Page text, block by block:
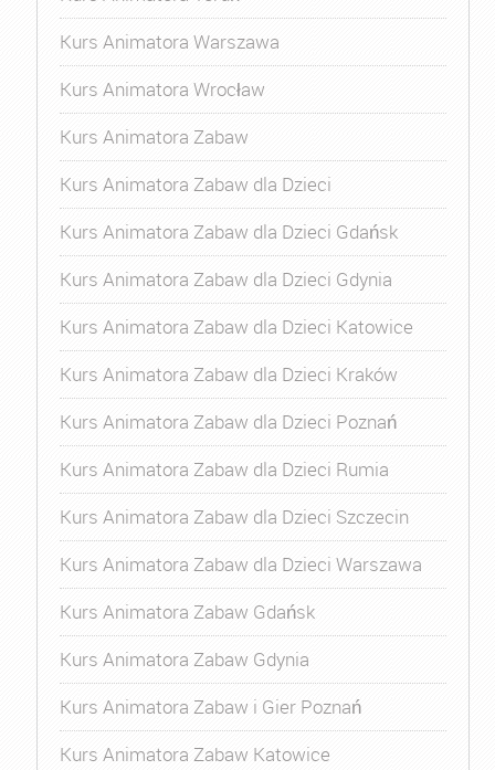
Kurs Animatora Warszawa
Kurs Animatora Wrocław
Kurs Animatora Zabaw
Kurs Animatora Zabaw dla Dzieci
Kurs Animatora Zabaw dla Dzieci Gdańsk
Kurs Animatora Zabaw dla Dzieci Gdynia
Kurs Animatora Zabaw dla Dzieci Katowice
Kurs Animatora Zabaw dla Dzieci Kraków
Kurs Animatora Zabaw dla Dzieci Poznań
Kurs Animatora Zabaw dla Dzieci Rumia
Kurs Animatora Zabaw dla Dzieci Szczecin
Kurs Animatora Zabaw dla Dzieci Warszawa
Kurs Animatora Zabaw Gdańsk
Kurs Animatora Zabaw Gdynia
Kurs Animatora Zabaw i Gier Poznań
Kurs Animatora Zabaw Katowice